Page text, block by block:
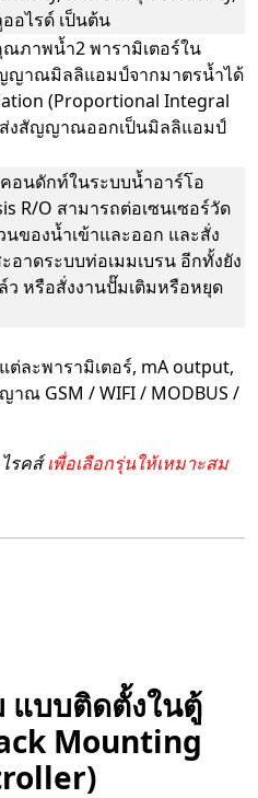
อไรด์ เป็นต้น
ณภาพน้ำ2 พารามิเตอร์ใน
ญญาณมิลลิแอมป์จากมาตรน้ำได้
(Proportional Integral
ส่งสัญญาณออกเป็นมิลลิแอมป์
อนดักท์ในระบบน้ำอาร์โอ
R/O สามารถต่อเซนเซอร์วัด
ของน้ำเข้าและออก และสั่ง
อาดระบบท่อเมมเบรน อีกทั้งยัง
ว หรือสั่งงานปั๊มเติมหรือหยุด
ต่ละพารามิเตอร์, mA output,
ณ GSM / WIFI / MODBUS /
รคส์เพื่อเลือกรุ่นให้เหมาะสม
แบบติดตั้งในตู้
Mounting